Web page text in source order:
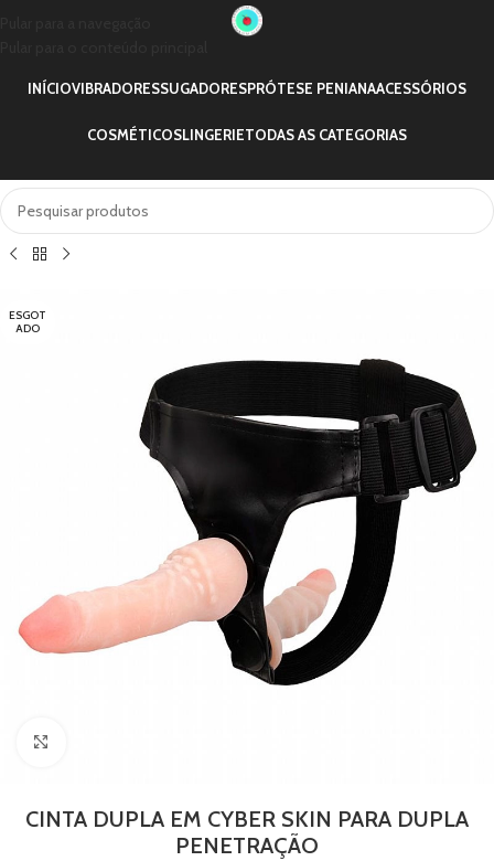
INÍCIOVIBRADORESSUGADORESPRÓTESE PENIANAACESSÓRIOS
COSMÉTICOSLINGERIETODAS AS CATEGORIAS
ESGOT
ADO
CINTA DUPLA EM CYBER SKIN PARA DUPLA
PENETRAÇÃO